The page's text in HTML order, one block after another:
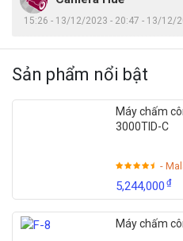
15:26 - 13/12/2023 - 20:47 - 13/12/
Sản phẩm nổi bật
Máy chấm
3000TID-C
-
5,244,000₫
Máy chấm